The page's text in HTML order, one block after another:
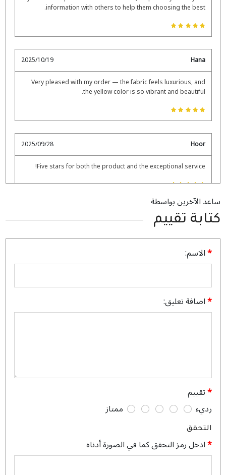
للأزياء الشرقية.
ساعد الآخرين بواسطة
كتابة تقييم
الاسم:
اضافة تعليق:
تقييم
رديء
ممتاز
التحقق
ادخل رمز التحقق كما في الصورة أدناه
information with others to help them choosing the best.
Hana
2025/10/19
Very pleased with my order — the fabric feels luxurious, and
the yellow color is so vibrant and beautiful.
Hoor
2025/09/28
Five stars for both the product and the exceptional service!
Amalya
2025/09/23
I wore this to a family gathering, and everyone asked me about
it. The yellow color combination is absolutely gorgeous.